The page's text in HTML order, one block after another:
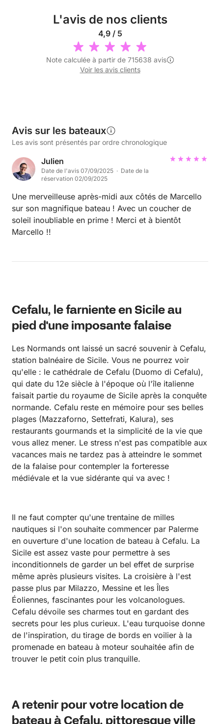
L'avis de nos clients
4,9 / 5
Note calculée à partir de 715638 avis
Voir les avis clients
Avis sur les bateaux
Les avis sont présentés par ordre chronologique
Julien
Date de l'avis 07/09/2025 · Date de la
réservation 02/09/2025
Une merveilleuse après-midi aux côtés de Marcello
sur son magnifique bateau ! Avec un coucher de
soleil inoubliable en prime ! Merci et à bientôt
Marcello !!
Cefalu, le farniente en Sicile au
pied d'une imposante falaise
Les Normands ont laissé un sacré souvenir à Cefalu,
station balnéaire de Sicile. Vous ne pourrez voir
qu'elle : le cathédrale de Cefalu (Duomo di Cefalu),
qui date du 12e siècle à l'époque où l'île italienne
faisait partie du royaume de Sicile après la conquête
normande. Cefalu reste en mémoire pour ses belles
plages (Mazzaforno, Settefrati, Kalura), ses
restaurants gourmands et la simplicité de la vie que
vous allez mener. Le stress n'est pas compatible aux
vacances mais ne tardez pas à atteindre le sommet
de la falaise pour contempler la forteresse
médiévale et la vue sidérante qui va avec !
Il ne faut compter qu'une trentaine de milles
nautiques si l'on souhaite commencer par Palerme
en ouverture d'une location de bateau à Cefalu. La
Sicile est assez vaste pour permettre à ses
inconditionnels de garder un bel effet de surprise
même après plusieurs visites. La croisière à l'est
passe plus par Milazzo, Messine et les Îles
Éoliennes, fascinantes pour les volcanologues.
Cefalu dévoile ses charmes tout en gardant des
secrets pour les plus curieux. L'eau turquoise donne
de l'inspiration, du tirage de bords en voilier à la
promenade en bateau à moteur souhaitée afin de
trouver le petit coin plus tranquille.
A retenir pour votre location de